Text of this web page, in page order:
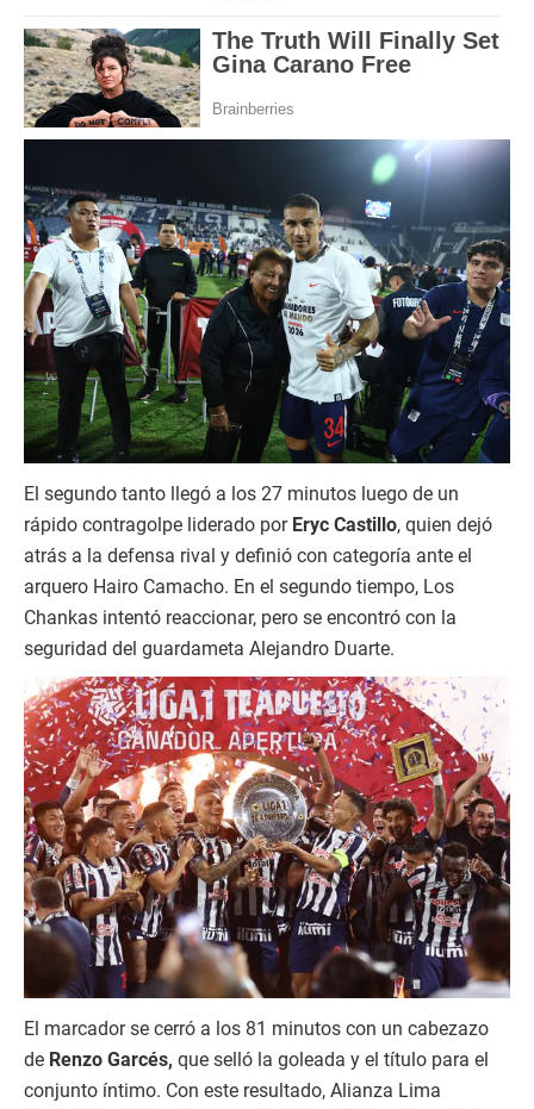
El segundo tanto llegó a los 27 minutos luego de un
rápido contragolpe liderado porEryc Castillo, quien dejó
atrás a la defensa rival y definió con categoría ante el
arquero Hairo Camacho. En el segundo tiempo, Los
Chankas intentó reaccionar, pero se encontró con la
seguridad del guardameta Alejandro Duarte.
El marcador se cerró a los 81 minutos con un cabezazo
de Renzo Garcés, que selló la goleada y el título para el
conjunto íntimo. Con este resultado, Alianza Lima